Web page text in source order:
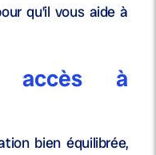
qu’il vous aide à
accès à
bien équilibrée,